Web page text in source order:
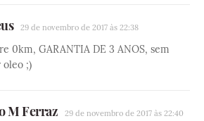
29 de novembro de 2017 às 22:38
0km, GARANTIA DE 3 ANOS, sem
oleo ;)
M Ferraz 29 de novembro de 2017 às 22:40